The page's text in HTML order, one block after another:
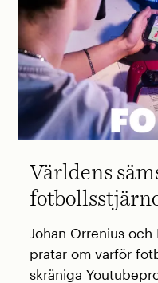
Världens
Johan Orrenius och
pratar om varför
skräniga